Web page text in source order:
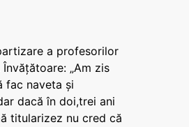
a profesorilor
„Am zis
fac naveta și
dacă în doi,trei ani
titularizez nu cred că